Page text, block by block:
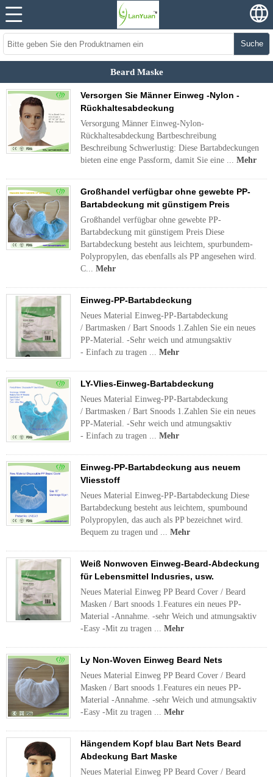
Suche
Beard Maske
Versorgen Sie Männer Einweg -Nylon -
Rückhaltesabdeckung
Versorgung Männer Einweg-Nylon-
Rückhaltesabdeckung Bartbeschreibung
Beschreibung Schwerlustig: Diese Bartabdeckungen
bieten eine enge Passform, damit Sie eine ... Mehr
Großhandel verfügbar ohne gewebte PP-
Bartabdeckung mit günstigem Preis
Großhandel verfügbar ohne gewebte PP-
Bartabdeckung mit günstigem Preis Diese
Bartabdeckung besteht aus leichtem, spurbundem-
Polypropylen, das ebenfalls als PP angesehen wird.
C... Mehr
Einweg-PP-Bartabdeckung
Neues Material Einweg-PP-Bartabdeckung
/ Bartmasken / Bart Snoods 1.Zahlen Sie ein neues
PP-Material. -Sehr weich und atmungsaktiv
- Einfach zu tragen ... Mehr
LY-Vlies-Einweg-Bartabdeckung
Neues Material Einweg-PP-Bartabdeckung
/ Bartmasken / Bart Snoods 1.Zahlen Sie ein neues
PP-Material. -Sehr weich und atmungsaktiv
- Einfach zu tragen ... Mehr
Einweg-PP-Bartabdeckung aus neuem
Vliesstoff
Neues Material Einweg-PP-Bartabdeckung Diese
Bartabdeckung besteht aus leichtem, spumbound
Polypropylen, das auch als PP bezeichnet wird.
Bequem zu tragen und ... Mehr
Weiß Nonwoven Einweg-Beard-Abdeckung
für Lebensmittel Indusries, usw.
Neues Material Einweg PP Beard Cover / Beard
Masken / Bart snoods 1.Features ein neues PP-
Material -Annahme. -sehr Weich und atmungsaktiv
-Easy -Mit zu tragen ... Mehr
Ly Non-Woven Einweg Beard Nets
Neues Material Einweg PP Beard Cover / Beard
Masken / Bart snoods 1.Features ein neues PP-
Material -Annahme. -sehr Weich und atmungsaktiv
-Easy -Mit zu tragen ... Mehr
Hängendem Kopf blau Bart Nets Beard
Abdeckung Bart Maske
Neues Material Einweg PP Beard Cover / Beard